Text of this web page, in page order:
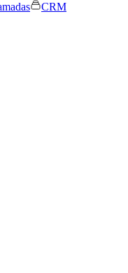
CRM